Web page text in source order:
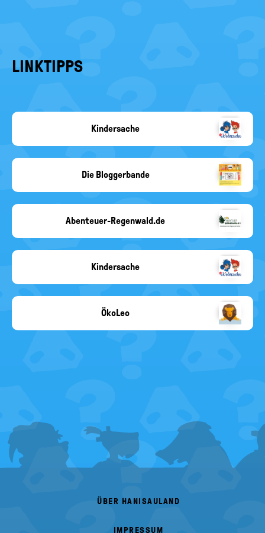
LINKTIPPS
Kindersache
fehlt
Die Bloggerbande
Abenteuer-Regenwald.de
Kindersache
ÖkoLeo
FOOTER
MENU
ÜBER HANISAULAND
IMPRESSUM